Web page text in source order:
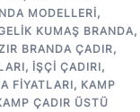
MODELLERI,
KUMAŞ BRANDA,
BRANDA ÇADIR,
, IŞÇI ÇADIRI,
FIYATLARI, KAMP
ÇADIR ÜSTÜ